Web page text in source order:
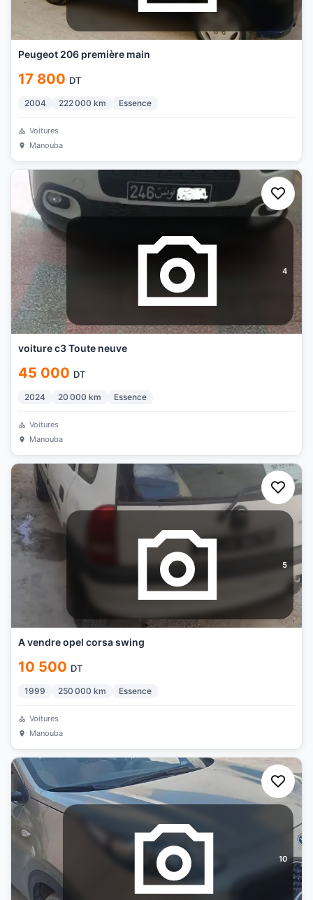
Peugeot 206 première main
17 800 DT
2004 222 000 km Essence
Voitures
Manouba
4
voiture c3 Toute neuve
45 000 DT
2024 20 000 km Essence
Voitures
Manouba
5
A vendre opel corsa swing
10 500 DT
1999 250 000 km Essence
Voitures
Manouba
10